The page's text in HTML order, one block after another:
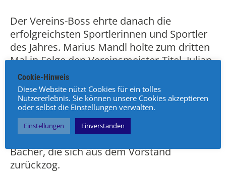
Der Vereins-Boss ehrte danach die
erfolgreichsten Sportlerinnen und Sportler
des Jahres. Marius Mandl holte zum dritten
Mal in Folge den Vereinsmeister-Titel, Julian
Fellinger ist erstmals Nachwuchs-Meister.
Wolfgang Schober als mehrmaliger
österreichischer Senioren-Meister bekam
ebenfalls einen Gutschein sowie Blumen als
Dankeschön. Ein Dank für ihre
ehrenamtliche Arbeit ging auch an Karin
Bacher, die sich aus dem Vorstand
zurückzog.
Cookie-Hinweis
Diese Website nützt Cookies für ein tolles
Nutzererlebnis. Sie können unsere Cookies akzeptieren
oder selbst die Einstellungen verwalten.
Einstellungen Einverstanden